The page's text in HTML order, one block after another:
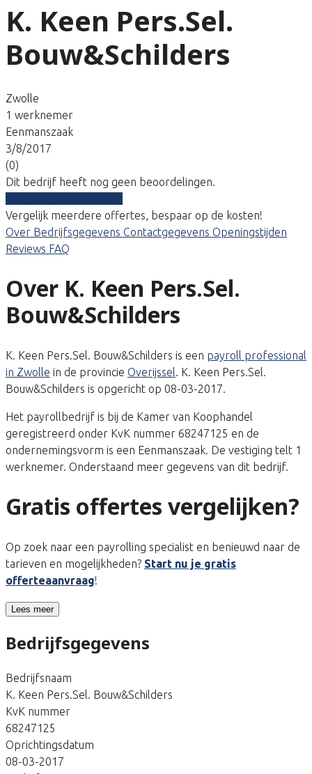
K. Keen Pers.Sel.
Bouw&Schilders
Zwolle
1 werknemer
Eenmanszaak
3/8/2017
(0)
Dit bedrijf heeft nog geen beoordelingen.
Vergelijk meerdere offertes, bespaar op de kosten!
Over Bedrijfsgegevens Contactgegevens Openingstijden
Reviews FAQ
Over K. Keen Pers.Sel.
Bouw&Schilders
K. Keen Pers.Sel. Bouw&Schilders is een payroll professional
in Zwolle in de provincie Overijssel. K. Keen Pers.Sel.
Bouw&Schilders is opgericht op 08-03-2017.
Het payrollbedrijf is bij de Kamer van Koophandel
geregistreerd onder KvK nummer 68247125 en de
ondernemingsvorm is een Eenmanszaak. De vestiging telt 1
werknemer. Onderstaand meer gegevens van dit bedrijf.
Gratis offertes vergelijken?
Op zoek naar een payrolling specialist en benieuwd naar de
tarieven en mogelijkheden? Start nu je gratis
offerteaanvraag!
Lees meer
Bedrijfsgegevens
Bedrijfsnaam
K. Keen Pers.Sel. Bouw&Schilders
KvK nummer
68247125
Oprichtingsdatum
08-03-2017